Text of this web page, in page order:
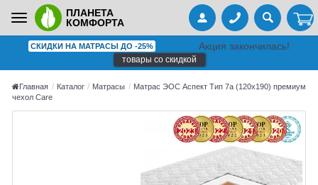
Toggle
navigation
ПЛАНЕТА
КОМФОРТА
СКИДКИ НА МАТРАСЫ ДО -25% Акция закончилась!
товары со скидкой
Главная Каталог Матрасы
Матрас ЭОС Аспект Тип 7а (120x190) премиум
чехол Care